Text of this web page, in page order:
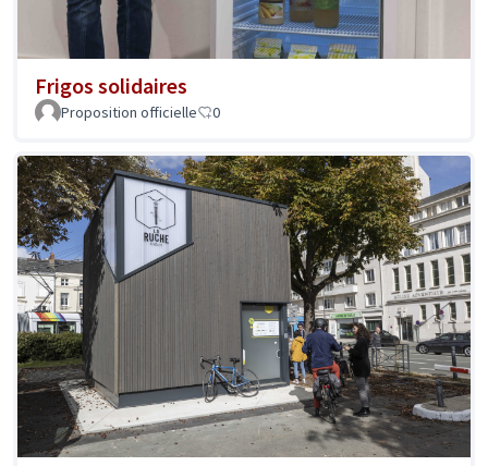
Frigos solidaires
Proposition officielle 0